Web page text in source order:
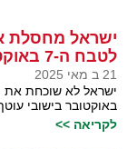
ישראל מחסלת
לטבח ה-7 באוקטובר
21 ב מאי 2025
באוקטובר בישובי
לקריאה >>